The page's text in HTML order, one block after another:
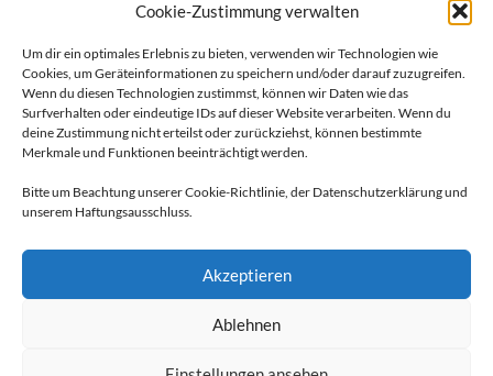
Cookie-Zustimmung verwalten
Um dir ein optimales Erlebnis zu bieten, verwenden wir Technologien wie
Cookies, um Geräteinformationen zu speichern und/oder darauf zuzugreifen.
Wenn du diesen Technologien zustimmst, können wir Daten wie das
Surfverhalten oder eindeutige IDs auf dieser Website verarbeiten. Wenn du
deine Zustimmung nicht erteilst oder zurückziehst, können bestimmte
Merkmale und Funktionen beeinträchtigt werden.
Bitte um Beachtung unserer Cookie-Richtlinie, der Datenschutzerklärung und
unserem Haftungsausschluss.
Akzeptieren
Ablehnen
Beitrittserklärung
Kontakt
Unsere Sponsoren